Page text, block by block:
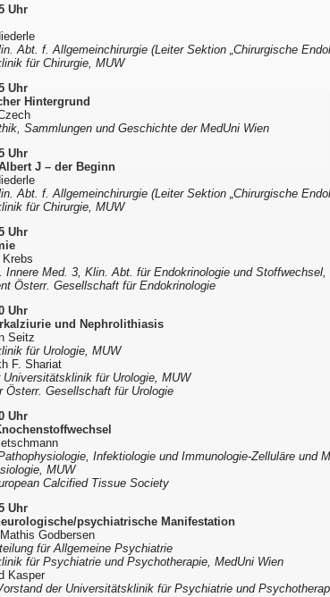
Uhr
Abt. f. Allgemeinchirurgie (Leiter Sektion „Chirurgische
für Chirurgie, MUW
Uhr
Hintergrund
Sammlungen und Geschichte der MedUni Wien
Uhr
J – der Beginn
Abt. f. Allgemeinchirurgie (Leiter Sektion „Chirurgische
für Chirurgie, MUW
Uhr
Krebs
Innere Med. 3, Klin. Abt. für Endokrinologie und Stoffwechsel,
Österr. Gesellschaft für Endokrinologie
Uhr
und Nephrolithiasis
Seitz
für Urologie, MUW
F. Shariat
Universitätsklinik für Urologie, MUW
Österr. Gesellschaft für Urologie
Uhr
Infektiologie und Immunologie-Zelluläre und
MUW
Calcified Tissue Society
Uhr
psychiatrische Manifestation
Godbersen
für Allgemeine Psychiatrie
für Psychiatrie und Psychotherapie, MedUni Wien
Kasper
der Universitätsklinik für Psychiatrie und